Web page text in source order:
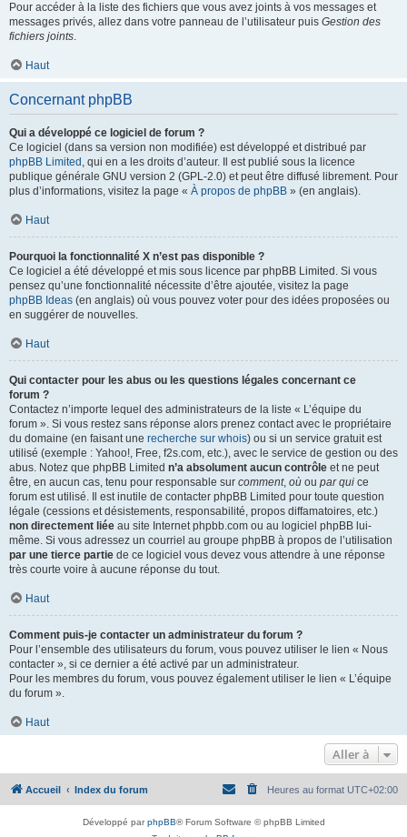
Pour accéder à la liste des fichiers que vous avez joints à vos messages et
messages privés, allez dans votre panneau de l’utilisateur puis Gestion des
fichiers joints.
Haut
Concernant phpBB
Qui a développé ce logiciel de forum ?
Ce logiciel (dans sa version non modifiée) est développé et distribué par
phpBB Limited , qui en a les droits d’auteur. Il est publié sous la licence
publique générale GNU version 2 (GPL-2.0) et peut être diffusé librement. Pour
plus d’informations, visitez la page « À propos de phpBB » (en anglais).
Haut
Pourquoi la fonctionnalité X n’est pas disponible ?
Ce logiciel a été développé et mis sous licence par phpBB Limited. Si vous
pensez qu’une fonctionnalité nécessite d’être ajoutée, visitez la page
phpBB Ideas (en anglais) où vous pouvez voter pour des idées proposées ou
en suggérer de nouvelles.
Haut
Qui contacter pour les abus ou les questions légales concernant ce
forum ?
Contactez n’importe lequel des administrateurs de la liste « L’équipe du
forum ». Si vous restez sans réponse alors prenez contact avec le propriétaire
du domaine (en faisant une recherche sur whois) ou si un service gratuit est
utilisé (exemple : Yahoo!, Free, f2s.com, etc.), avec le service de gestion ou des
abus. Notez que phpBB Limited n’a absolument aucun contrôle et ne peut
être, en aucun cas, tenu pour responsable sur comment, où ou par qui ce
forum est utilisé. Il est inutile de contacter phpBB Limited pour toute question
légale (cessions et désistements, responsabilité, propos diffamatoires, etc.)
non directement liée au site Internet phpbb.com ou au logiciel phpBB lui-
même. Si vous adressez un courriel au groupe phpBB à propos de l’utilisation
par une tierce partie de ce logiciel vous devez vous attendre à une réponse
très courte voire à aucune réponse du tout.
Haut
Comment puis-je contacter un administrateur du forum ?
Pour l’ensemble des utilisateurs du forum, vous pouvez utiliser le lien « Nous
contacter », si ce dernier a été activé par un administrateur.
Pour les membres du forum, vous pouvez également utiliser le lien « L’équipe
du forum ».
Haut
Aller à
Accueil Index du forum Heures au format UTC+02:00
Développé parphpBB® Forum Software © phpBB Limited